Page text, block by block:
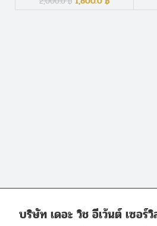
บริษัท เดอะ วิช อีเว้นต์ เซอร์